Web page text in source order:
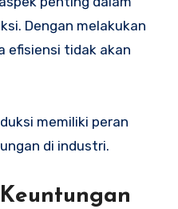
Dengan melakukan
efisiensi tidak akan
memiliki peran
di industri.